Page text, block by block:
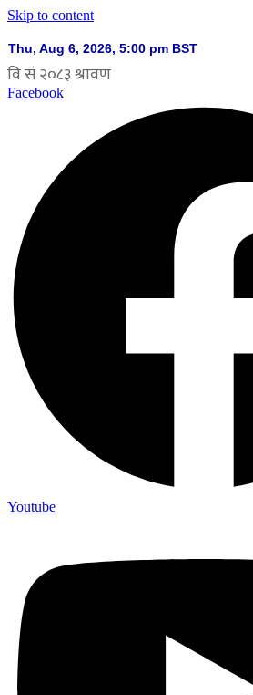
Skip to content
Facebook
Youtube